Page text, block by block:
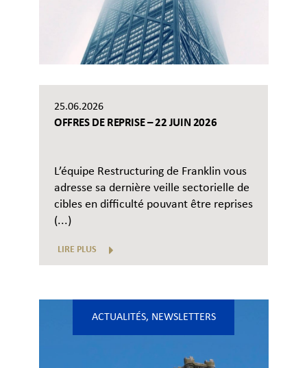
25.06.2026
OFFRES DE REPRISE – 22 JUIN 2026
L’équipe Restructuring de Franklin vous
adresse sa dernière veille sectorielle de
cibles en difficulté pouvant être reprises
(...)
LIRE PLUS
ACTUALITÉS, NEWSLETTERS